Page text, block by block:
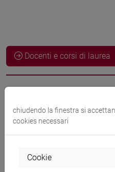
Docenti e corsi di laurea
FORTE Lucia- 30h
Materiali didattici
chiudendo la finestra si
cookies necessari
Cookie